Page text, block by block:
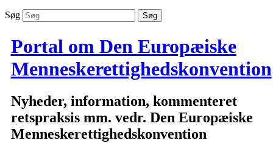
Søg
Portal om Den Europæiske
Menneskerettighedskonvention
Nyheder, information, kommenteret
retspraksis mm. vedr. Den Europæiske
Menneskerettighedskonvention